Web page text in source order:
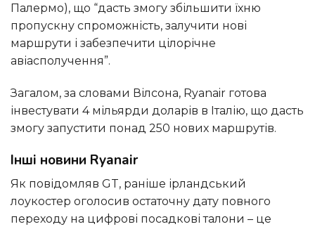
Палермо), що “дасть змогу збільшити їхню
пропускну спроможність, залучити нові
маршрути і забезпечити цілорічне
авіасполучення”.
Загалом, за словами Вілсона, Ryanair готова
інвестувати 4 мільярди доларів в Італію, що дасть
змогу запустити понад 250 нових маршрутів.
Інші новини Ryanair
Як повідомляв GT, раніше ірландський
лоукостер оголосив остаточну дату повного
переходу на цифрові посадкові талони – це